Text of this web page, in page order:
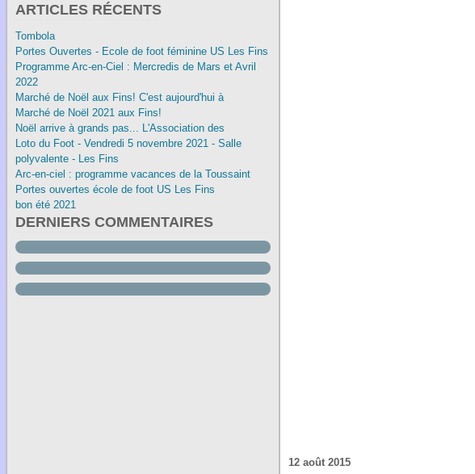
ARTICLES RÉCENTS
Tombola
Portes Ouvertes - Ecole de foot féminine US Les Fins
Programme Arc-en-Ciel : Mercredis de Mars et Avril
2022
Marché de Noël aux Fins! C'est aujourd'hui à
Marché de Noël 2021 aux Fins!
Noël arrive à grands pas... L'Association des
Loto du Foot - Vendredi 5 novembre 2021 - Salle
polyvalente - Les Fins
Arc-en-ciel : programme vacances de la Toussaint
Portes ouvertes école de foot US Les Fins
bon été 2021
DERNIERS COMMENTAIRES
12 août 2015